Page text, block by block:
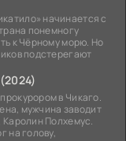
начинается с
понемногу
к Чёрному морю. Но
подстерегают
в Чикаго.
мужчина заводит
Полхемус.
на голову,